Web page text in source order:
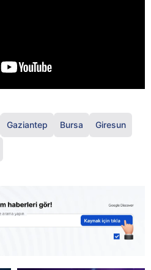
Gaziantep Bursa Giresun